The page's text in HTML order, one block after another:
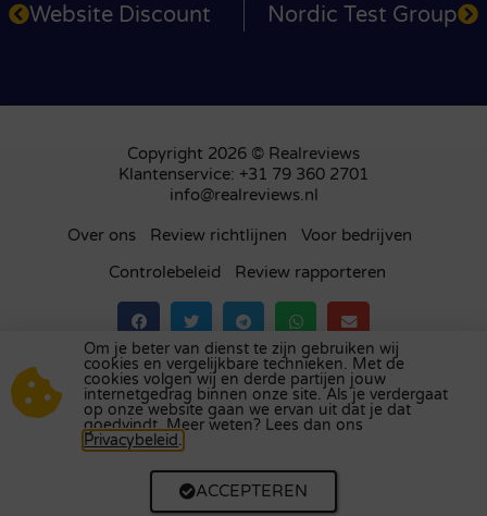
Website Discount Nordic Test Group
Copyright 2026 © Realreviews
Klantenservice: +31 79 360 2701
info@realreviews.nl
Over ons Review richtlijnen
Voor bedrijven
Controlebeleid
Review rapporteren
Bezoek ons review platform inhet Verenigd
Koninkrijk,Frankrijk,Duitsland ,België,Spanje,
Italië
,Portugal,Polen,Denemarken ,Finland
Zweden.
Om je beter van dienst te zijn gebruiken wij
cookies en vergelijkbare technieken. Met de
cookies volgen wij en derde partijen jouw
internetgedrag binnen onze site. Als je verdergaat
op onze website gaan we ervan uit dat je dat
goedvindt. Meer weten? Lees dan ons
Privacybeleid.
ACCEPTEREN